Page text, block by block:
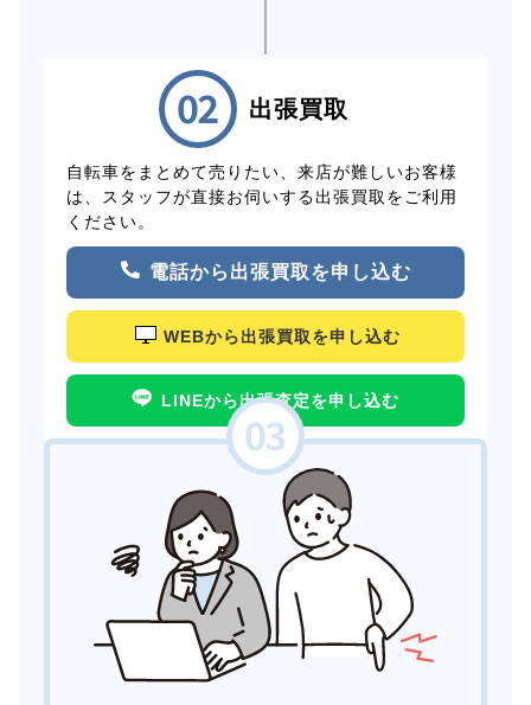
出張買取
自転車をまとめて売りたい、来店が難しいお客様
は、スタッフが直接お伺いする出張買取をご利用
ください。
電話から出張買取を申し込む
WEBから出張買取を申し込む
LINEから出張査定を申し込む